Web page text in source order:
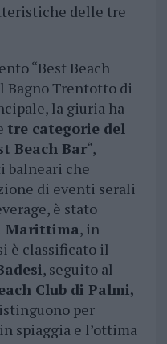
delle tre
“Best Beach
Bagno Trentotto di
la giuria ha
tre categorie del
Beach Bar“,
balneari che
di eventi serali
è stato
Marittima, in
è classificato il
, seguito al
Club di Palmi,
per
spiaggia e l’ottima